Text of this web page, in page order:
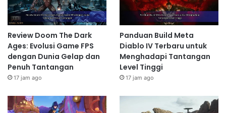
Review Doom The Dark
Ages: Evolusi Game FPS
dengan Dunia Gelap dan
Penuh Tantangan
17 jam ago
Panduan Build Meta
Diablo IV Terbaru untuk
Menghadapi Tantangan
Level Tinggi
17 jam ago